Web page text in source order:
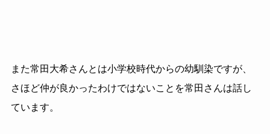
また常田大希さんとは小学校時代からの幼馴染ですが、
さほど仲が良かったわけではないことを常田さんは話し
ています。